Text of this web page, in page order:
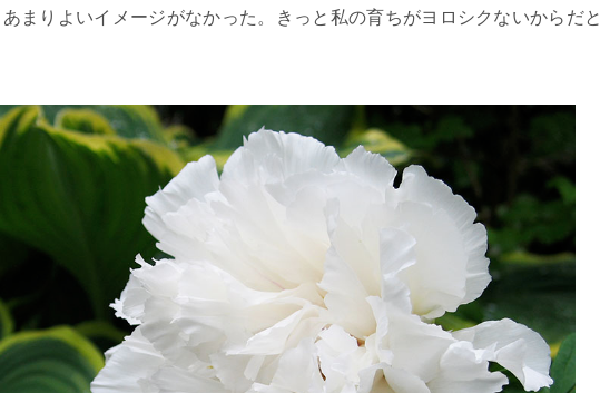
まりよいイメージがなかった。きっと私の育ちがヨロシクないからだと